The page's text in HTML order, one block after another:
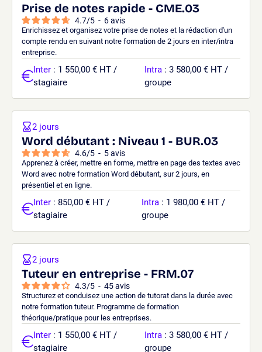
Prise de notes rapide - CME.03
4.7/5 - 6avis
Enrichissez et organisez votre prise de notes et la rédaction d'un
compte rendu en suivant notre formation de 2 jours en inter/intra
entreprise.
Inter : 1 550,00 € HT /
stagiaire
Intra : 3 580,00 € HT /
groupe
Word débutant : Niveau 1 - BUR.03
4.6/5 - 5avis
Apprenez à créer, mettre en forme, mettre en page des textes avec
Word avec notre formation Word débutant, sur 2 jours, en
présentiel et en ligne.
2 jours
Inter : 850,00 € HT /
stagiaire
Intra : 1 980,00 € HT /
groupe
Tuteur en entreprise - FRM.07
4.3/5 - 45avis
Structurez et conduisez une action de tutorat dans la durée avec
notre formation tuteur. Programme de formation
théorique/pratique pour les entreprises.
2 jours
Inter : 1 550,00 € HT /
stagiaire
Intra : 3 580,00 € HT /
groupe